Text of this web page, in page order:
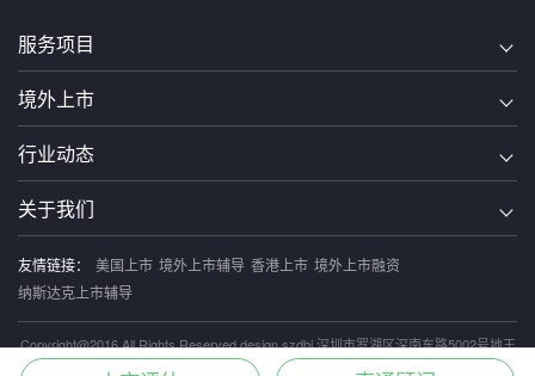
服务项目
境外上市
行业动态
关于我们
友情链接： 美国上市 境外上市辅导 香港上市 境外上市融资
纳斯达克上市辅导
Copyright@2016 All Rights Reserved design szdbi 深圳市罗湖区深南东路5002号地王
大厦2206-2207室
粤ICP备16008798号